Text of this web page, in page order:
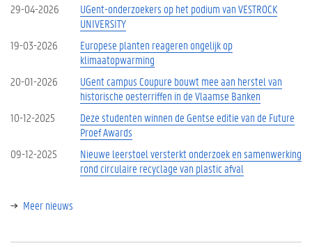
29-04-2026
UGent-onderzoekers op het podium van VESTROCK
UNIVERSITY
19-03-2026
Europese planten reageren ongelijk op
klimaatopwarming
20-01-2026
UGent campus Coupure bouwt mee aan herstel van
historische oesterriffen in de Vlaamse Banken
10-12-2025
Deze studenten winnen de Gentse editie van de Future
Proef Awards
09-12-2025
Nieuwe leerstoel versterkt onderzoek en samenwerking
rond circulaire recyclage van plastic afval
Meer nieuws